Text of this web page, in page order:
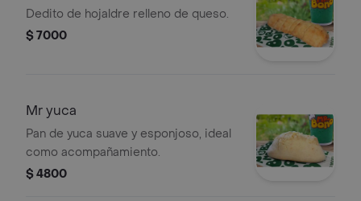
Dedito de hojaldre relleno de queso.
$ 7000
Mr yuca
Pan de yuca suave y esponjoso, ideal
como acompañamiento.
$ 4800